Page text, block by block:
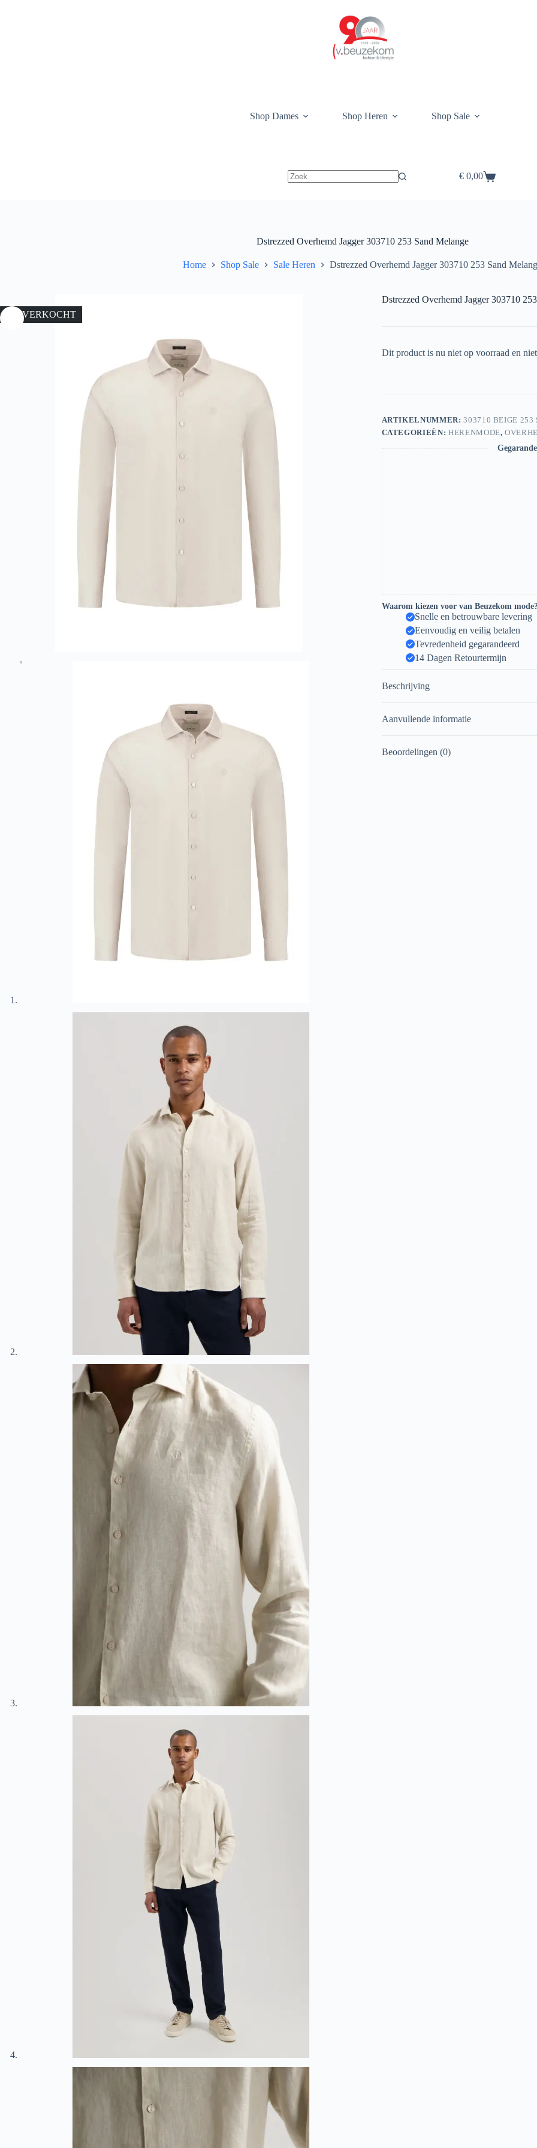
Shop Dames Shop Heren Shop Sale
Winkelwagen
€0,00
Dstrezzed Overhemd Jagger 303710 253 Sand Melange
Home Shop Sale Sale Heren Dstrezzed Overhemd Jagger 303710 253 Sand
UITVERKOCHT
Dstrezzed Overhemd Jagger 303710
Dit product is nu niet op voorraad en
ARTIKELNUMMER:303710 BEIGE 253
CATEGORIEËN: HERENMODE,
Waarom kiezen voor van Beuzekom
Snelle en betrouwbare levering
Eenvoudig en veilig betalen
Tevredenheid gegarandeerd
14 Dagen Retourtermijn
Beschrijving
Aanvullende informatie
Beoordelingen (0)